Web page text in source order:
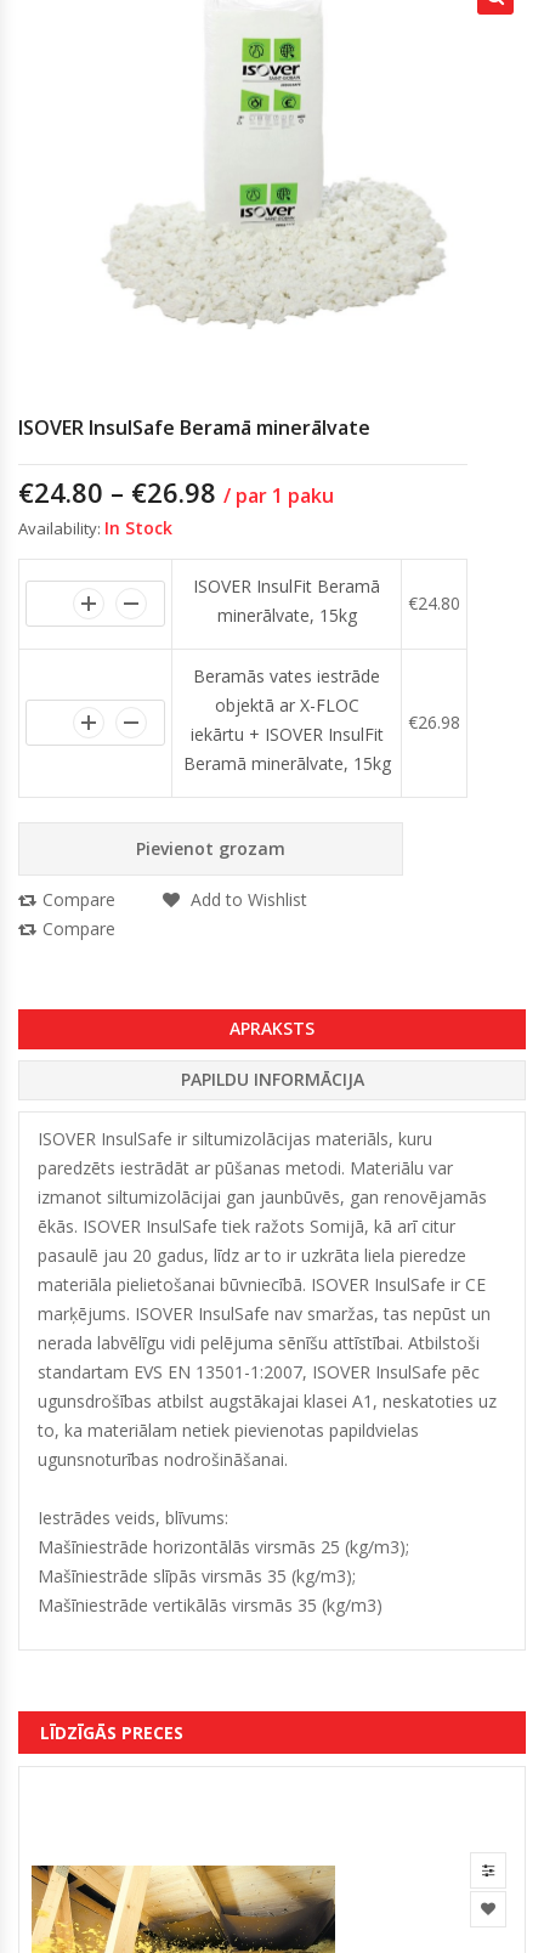
ISOVER InsulSafe Beramā minerālvate
€24.80 – €26.98 / par 1 paku
Availability: In Stock
ISOVER InsulFit Beramā
minerālvate, 15kg
€24.80
Beramās vates iestrāde
objektā ar X-FLOC
iekārtu + ISOVER InsulFit
Beramā minerālvate, 15kg
€26.98
Pievienot grozam
Compare
Add to Wishlist
Compare
APRAKSTS
PAPILDU INFORMĀCIJA
ISOVER InsulSafe ir siltumizolācijas materiāls, kuru
paredzēts iestrādāt ar pūšanas metodi. Materiālu var
izmanot siltumizolācijai gan jaunbūvēs, gan renovējamās
ēkās. ISOVER InsulSafe tiek ražots Somijā, kā arī citur
pasaulē jau 20 gadus, līdz ar to ir uzkrāta liela pieredze
materiāla pielietošanai būvniecībā. ISOVER InsulSafe ir CE
marķējums. ISOVER InsulSafe nav smaržas, tas nepūst un
nerada labvēlīgu vidi pelējuma sēnīšu attīstībai. Atbilstoši
standartam EVS EN 13501-1:2007, ISOVER InsulSafe pēc
ugunsdrošības atbilst augstākajai klasei A1, neskatoties uz
to, ka materiālam netiek pievienotas papildvielas
ugunsnoturības nodrošināšanai.
Iestrādes veids, blīvums:
Mašīniestrāde horizontālās virsmās 25 (kg/m3);
Mašīniestrāde slīpās virsmās 35 (kg/m3);
Mašīniestrāde vertikālās virsmās 35 (kg/m3)
LĪDZĪGĀS PRECES